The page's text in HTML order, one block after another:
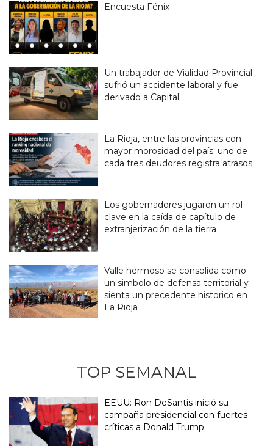
Encuesta Fénix
Un trabajador de Vialidad Provincial
sufrió un accidente laboral y fue
derivado a Capital
La Rioja, entre las provincias con
mayor morosidad del país: uno de
cada tres deudores registra atrasos
Los gobernadores jugaron un rol
clave en la caída de capítulo de
extranjerización de la tierra
Valle hermoso se consolida como
un simbolo de defensa territorial y
sienta un precedente historico en
La Rioja
TOP SEMANAL
EEUU: Ron DeSantis inició su
campaña presidencial con fuertes
críticas a Donald Trump